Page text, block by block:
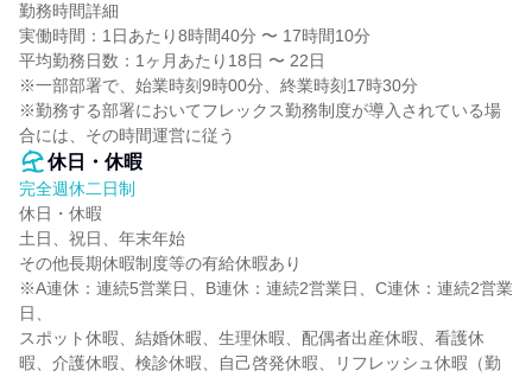
勤務時間詳細
実働時間：1日あたり8時間40分 〜 17時間10分
平均勤務日数：1ヶ月あたり18日 〜 22日
※一部部署で、始業時刻9時00分、終業時刻17時30分
※勤務する部署においてフレックス勤務制度が導入されている場
合には、その時間運営に従う
休日・休暇
完全週休二日制
休日・休暇
土日、祝日、年末年始
その他長期休暇制度等の有給休暇あり
※A連休：連続5営業日、B連休：連続2営業日、C連休：連続2営業
日、
スポット休暇、結婚休暇、生理休暇、配偶者出産休暇、看護休
暇、介護休暇、検診休暇、自己啓発休暇、リフレッシュ休暇（勤